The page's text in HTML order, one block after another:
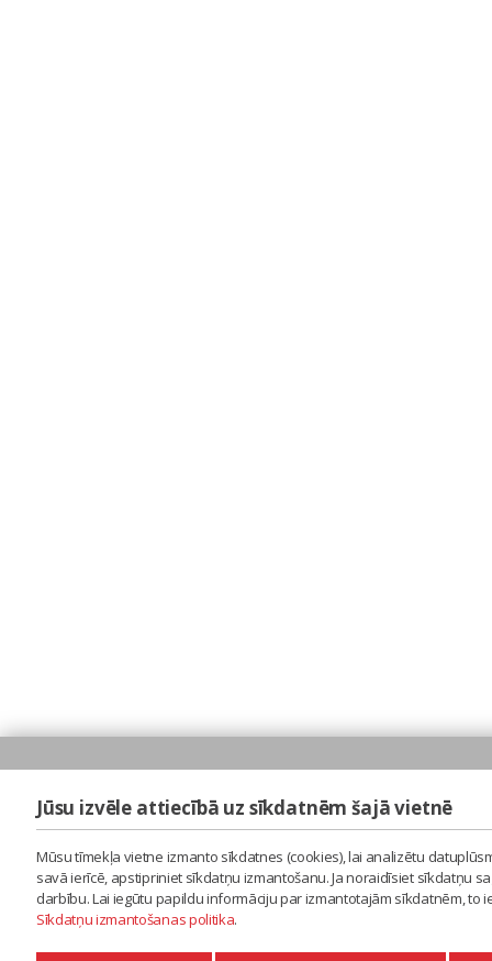
Jūsu izvēle attiecībā uz sīkdatnēm šajā vietnē
Mūsu tīmekļa vietne izmanto sīkdatnes (cookies), lai analizētu
savā ierīcē, apstipriniet sīkdatņu izmantošanu. Ja noraidīsiet sīkdatņu
darbību. Lai iegūtu papildu informāciju par izmantotajām sīkdatnēm,
Sīkdatņu izmantošanas politika.